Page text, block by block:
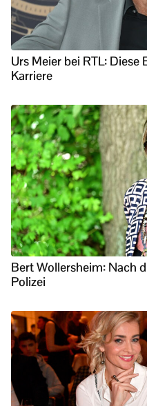
Urs Meier bei RTL:
Karriere
Bert Wollersheim: Nach
Polizei